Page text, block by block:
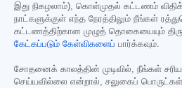
இது நிகழலாம்), கொள்முதல் கட்டணம்
நாட்களுக்குள் எந்த நேரத்திலும் நீங்கள்
கட்டணத்திற்கான முழுத் தொகையையும்
கேட்கப்படும் கேள்விகளைப் பார்க்கவும்.
சோதனைக் காலத்தின் முடிவில், நீங்கள்
செய்யவில்லை என்றால், சலுகைப் பொருட்கள்